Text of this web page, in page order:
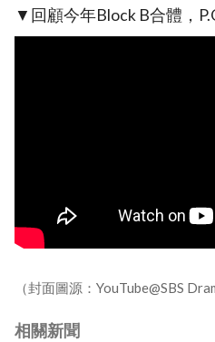
▼回顧今年Block B合體，
（封面圖源：YouTube@SBS
相關新聞